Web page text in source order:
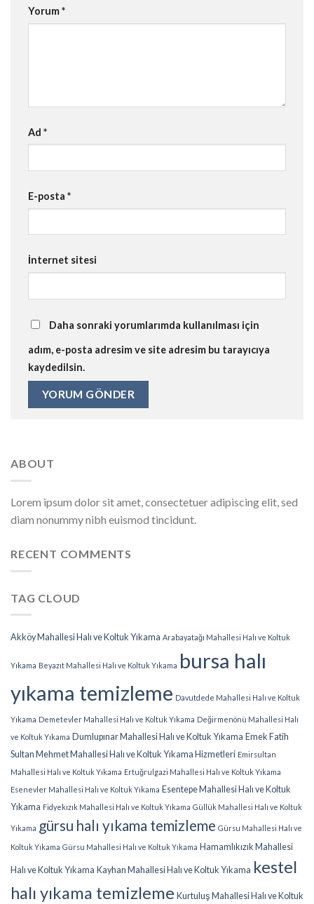
Yorum*
Ad *
E-posta *
İnternet sitesi
Daha sonraki yorumlarımda kullanılması için
adım, e-posta adresim ve site adresim bu tarayıcıya
kaydedilsin.
ABOUT
Lorem ipsum dolor sit amet, consectetuer adipiscing elit, sed
diam nonummy nibh euismod tincidunt.
RECENT COMMENTS
TAG CLOUD
Akköy Mahallesi Halı ve Koltuk Yıkama Arabayatağı Mahallesi Halı ve Koltuk
Yıkama Beyazıt Mahallesi Halı ve Koltuk Yıkama bursa halı
yıkama temizleme Davutdede Mahallesi Halı ve Koltuk
Yıkama Demetevler Mahallesi Halı ve Koltuk Yıkama Değirmenönü Mahallesi Halı
ve Koltuk Yıkama Dumlupınar Mahallesi Halı ve Koltuk Yıkama Emek Fatih
Sultan Mehmet Mahallesi Halı ve Koltuk Yıkama Hizmetleri Emirsultan
Mahallesi Halı ve Koltuk Yıkama Ertuğrulgazi Mahallesi Halı ve Koltuk Yıkama
Esenevler Mahallesi Halı ve Koltuk Yıkama Esentepe Mahallesi Halı ve Koltuk
Yıkama Fidyekızık Mahallesi Halı ve Koltuk Yıkama Güllük Mahallesi Halı ve Koltuk
Yıkama gürsu halı yıkama temizleme Gürsu Mahallesi Halı ve
Koltuk Yıkama Gürsu Mahallesi Halı ve Koltuk Yıkama Hamamlıkızık Mahallesi
Halı ve Koltuk Yıkama Kayhan Mahallesi Halı ve Koltuk Yıkama kestel
halı yıkama temizleme Kurtuluş Mahallesi Halı ve Koltuk